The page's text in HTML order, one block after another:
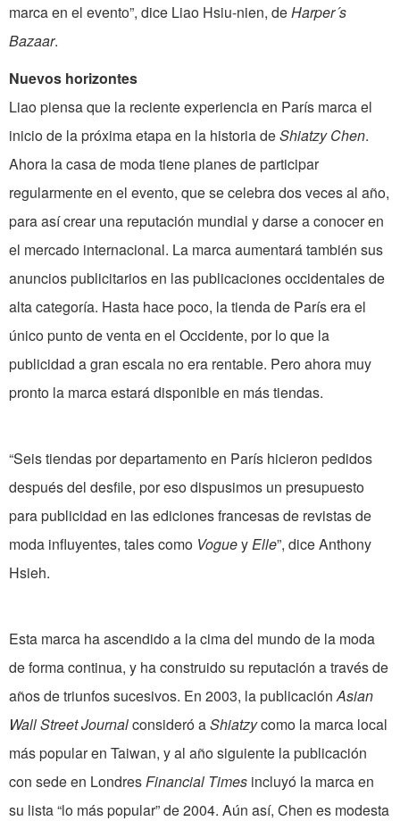
marca en el evento”, dice Liao Hsiu-nien, deHarper´s
Bazaar.
Nuevos horizontes
Liao piensa que la reciente experiencia en París marca el
inicio de la próxima etapa en la historia deShiatzy Chen.
Ahora la casa de moda tiene planes de participar
regularmente en el evento, que se celebra dos veces al año,
para así crear una reputación mundial y darse a conocer en
el mercado internacional. La marca aumentará también sus
anuncios publicitarios en las publicaciones occidentales de
alta categoría. Hasta hace poco, la tienda de París era el
único punto de venta en el Occidente, por lo que la
publicidad a gran escala no era rentable. Pero ahora muy
pronto la marca estará disponible en más tiendas.
“Seis tiendas por departamento en París hicieron pedidos
después del desfile, por eso dispusimos un presupuesto
para publicidad en las ediciones francesas de revistas de
moda influyentes, tales como Voguey Elle”, dice Anthony
Hsieh.
Esta marca ha ascendido a la cima del mundo de la moda
de forma continua, y ha construido su reputación a través de
años de triunfos sucesivos. En 2003, la publicación Asian
Wall Street Journalconsideró aShiatzycomo la marca local
más popular en Taiwan, y al año siguiente la publicación
con sede en Londres Financial Times incluyó la marca en
su lista “lo más popular” de 2004. Aún así, Chen es modesta